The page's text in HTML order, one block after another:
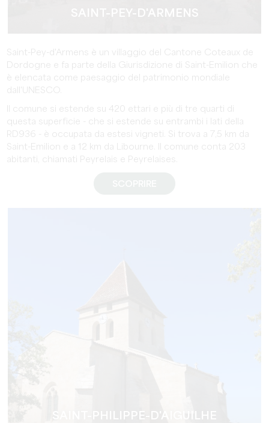
SAINT-PEY-D'ARMENS
Saint-Pey-d'Armens è un villaggio del Cantone Coteaux de
Dordogne e fa parte della Giurisdizione di Saint-Emilion che
è elencata come paesaggio del patrimonio mondiale
dall'UNESCO.
Il comune si estende su 420 ettari e più di tre quarti di
questa superficie - che si estende su entrambi i lati della
RD936 - è occupata da estesi vigneti. Si trova a 7,5 km da
Saint-Emilion e a 12 km da Libourne. Il comune conta 203
abitanti, chiamati Peyrelais e Peyrelaises.
SAINT-PHILIPPE-D'AIGUILHE